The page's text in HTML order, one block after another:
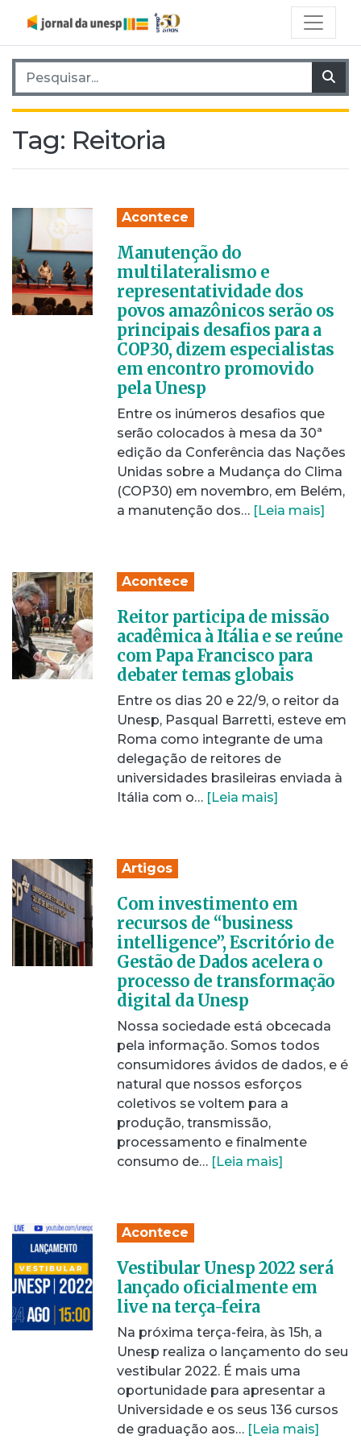
Pesquisar por:
Tag: Reitoria
Acontece
Manutenção do
multilateralismo e
representatividade dos
povos amazônicos serão os
principais desafios para a
COP30, dizem especialistas
em encontro promovido
pela Unesp
Entre os inúmeros desafios que
serão colocados à mesa da 30ª
edição da Conferência das Nações
Unidas sobre a Mudança do Clima
(COP30) em novembro, em Belém,
a manutenção dos… [Leia mais]
Acontece
Reitor participa de missão
acadêmica à Itália e se reúne
com Papa Francisco para
debater temas globais
Entre os dias 20 e 22/9, o reitor da
Unesp, Pasqual Barretti, esteve em
Roma como integrante de uma
delegação de reitores de
universidades brasileiras enviada à
Itália com o… [Leia mais]
Artigos
Com investimento em
recursos de “business
intelligence”, Escritório de
Gestão de Dados acelera o
processo de transformação
digital da Unesp
Nossa sociedade está obcecada
pela informação. Somos todos
consumidores ávidos de dados, e é
natural que nossos esforços
coletivos se voltem para a
produção, transmissão,
processamento e finalmente
consumo de… [Leia mais]
Acontece
Vestibular Unesp 2022 será
lançado oficialmente em
live na terça-feira
Na próxima terça-feira, às 15h, a
Unesp realiza o lançamento do seu
vestibular 2022. É mais uma
oportunidade para apresentar a
Universidade e os seus 136 cursos
de graduação aos… [Leia mais]